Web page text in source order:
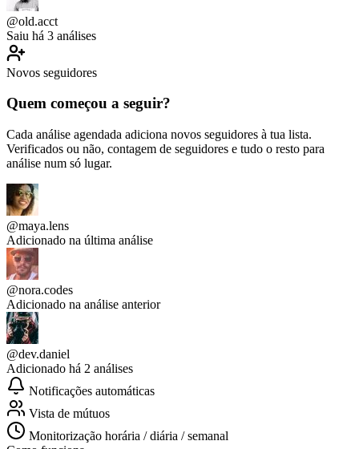
@old.acct
Saiu há 3 análises
Novos seguidores
Quem começou a seguir?
Cada análise agendada adiciona novos seguidores à tua lista.
Verificados ou não, contagem de seguidores e tudo o resto para
análise num só lugar.
@maya.lens
Adicionado na última análise
@nora.codes
Adicionado na análise anterior
@dev.daniel
Adicionado há 2 análises
Notificações automáticas
Vista de mútuos
Monitorização horária / diária / semanal